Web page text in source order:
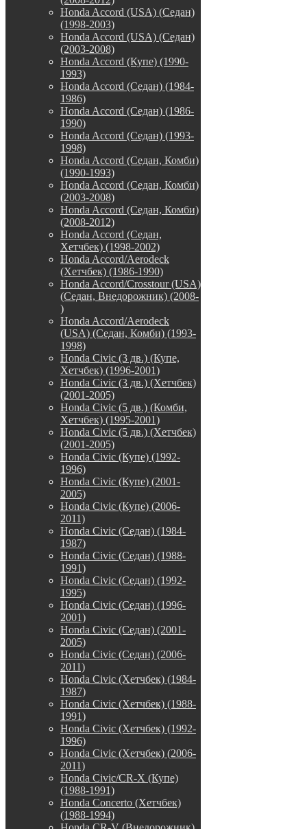
Honda Accord (USA) (Седан)
(1998-2003)
Honda Accord (USA) (Седан)
(2003-2008)
Honda Accord (Купе) (1990-
1993)
Honda Accord (Седан) (1984-
1986)
Honda Accord (Седан) (1986-
1990)
Honda Accord (Седан) (1993-
1998)
Honda Accord (Седан, Комби)
(1990-1993)
Honda Accord (Седан, Комби)
(2003-2008)
Honda Accord (Седан, Комби)
(2008-2012)
Honda Accord (Седан,
Хетчбек) (1998-2002)
Honda Accord/Aerodeck
(Хетчбек) (1986-1990)
Honda Accord/Crosstour (USA)
(Седан, Внедорожник) (2008-
)
Honda Accord/Аerodeck
(USA) (Седан, Комби) (1993-
1998)
Honda Civic (3 дв.) (Купе,
Хетчбек) (1996-2001)
Honda Civic (3 дв.) (Хетчбек)
(2001-2005)
Honda Civic (5 дв.) (Комби,
Хетчбек) (1995-2001)
Honda Civic (5 дв.) (Хетчбек)
(2001-2005)
Honda Civic (Купе) (1992-
1996)
Honda Civic (Купе) (2001-
2005)
Honda Civic (Купе) (2006-
2011)
Honda Civic (Седан) (1984-
1987)
Honda Civic (Седан) (1988-
1991)
Honda Civic (Седан) (1992-
1995)
Honda Civic (Седан) (1996-
2001)
Honda Civic (Седан) (2001-
2005)
Honda Civic (Седан) (2006-
2011)
Honda Civic (Хетчбек) (1984-
1987)
Honda Civic (Хетчбек) (1988-
1991)
Honda Civic (Хетчбек) (1992-
1996)
Honda Civic (Хетчбек) (2006-
2011)
Honda Civic/CR-X (Купе)
(1988-1991)
Honda Concerto (Хетчбек)
(1988-1994)